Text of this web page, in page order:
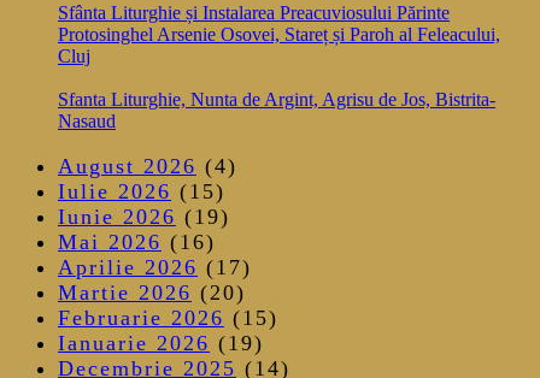
Sfânta Liturghie și Instalarea Preacuviosului Părinte
Protosinghel Arsenie Osovei, Stareț și Paroh al Feleacului,
Cluj
Sfanta Liturghie, Nunta de Argint, Agrisu de Jos, Bistrita-
Nasaud
August 2026 (4)
Iulie 2026 (15)
Iunie 2026 (19)
Mai 2026 (16)
Aprilie 2026 (17)
Martie 2026 (20)
Februarie 2026 (15)
Ianuarie 2026 (19)
Decembrie 2025 (14)